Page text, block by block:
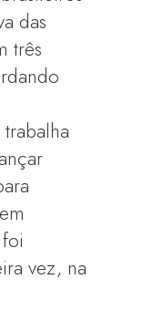
das
três
vez, na